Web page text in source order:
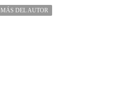
MÁS DEL AUTOR